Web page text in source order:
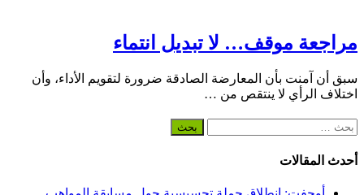
مراجعة موقف… لا تبديل انتماء
سبق أن آمنت بأن المعارضة الصادقة ضرورة لتقويم الأداء، وأن
اختلاف الرأي لا ينتقص من …
البحث
أحدث المقالات